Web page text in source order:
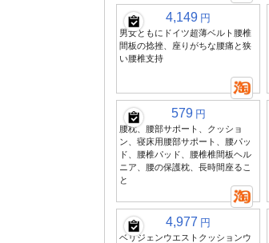
4,149 円
男女ともにドイツ超薄ベルト腰椎
間板の捻挫、座りがちな腰痛と狭
い腰椎支持
579 円
腰枕、腰部サポート、クッショ
ン、寝床用腰部サポート、腰パッ
ド、腰椎パッド、腰椎椎間板ヘル
ニア、腰の保護枕、長時間座るこ
と
4,977 円
ベリジェンウエストクッションウ